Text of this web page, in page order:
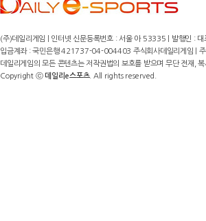
(주)데일리게임 | 인터넷 신문등록번호 : 서울 아 53335 | 발행인 :
입금계좌 : 국민은행 421737-04-004403 주식회사데일리게임 |
데일리게임의 모든 콘텐츠는 저작권법의 보호를 받으며 무단 전재,
Copyright ⓒ데일리e스포츠. All rights reserved.